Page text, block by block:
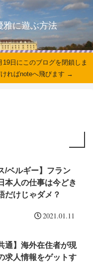
日にこのブログを閉鎖しま
ればnoteへ飛びます →
/ベルギー】フラン
本人の仕事は今どき
だけじゃダメ？
2021.01.11
通】海外在住者が現
求人情報をゲットす